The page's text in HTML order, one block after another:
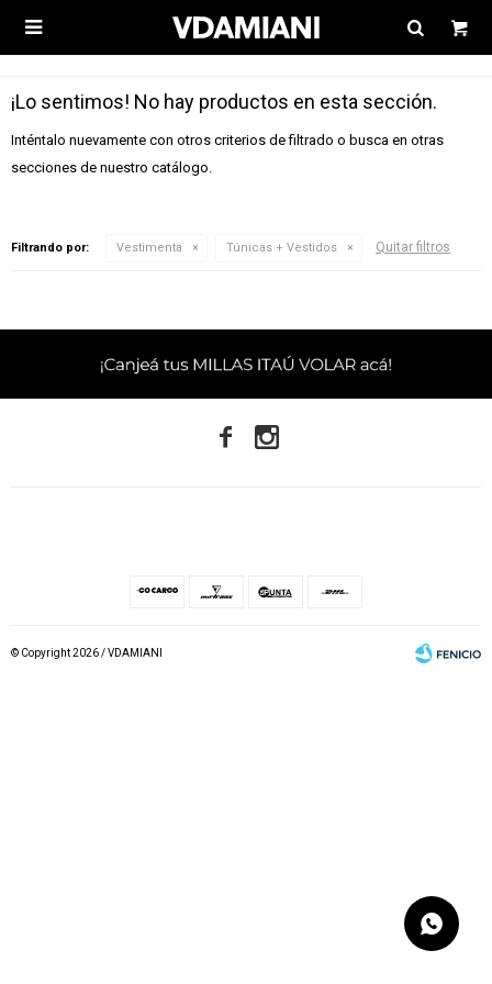

¡Lo sentimos! No hay productos en esta sección.
Inténtalo nuevamente con otros criterios de filtrado o busca en otras
secciones de nuestro catálogo.
Filtrando por: Vestimenta Túnicas + Vestidos Quitar filtros
 
© Copyright 2026 / VDAMIANI